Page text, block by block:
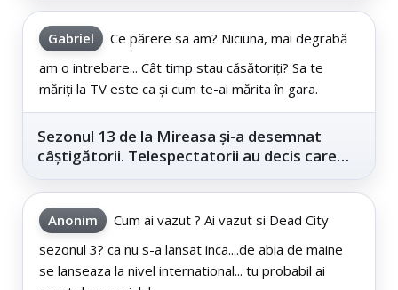
Gabriel
Ce părere sa am? Niciuna, mai degrabă
am o intrebare... Cât timp stau căsătoriți? Sa te
măriți la TV este ca și cum te-ai mărita în gara.
Sezonul 13 de la Mireasa și-a desemnat
câștigătorii. Telespectatorii au decis care
Anonim
Cum ai vazut ? Ai vazut si Dead City
sezonul 3? ca nu s-a lansat inca....de abia de maine
se lanseaza la nivel international... tu probabil ai